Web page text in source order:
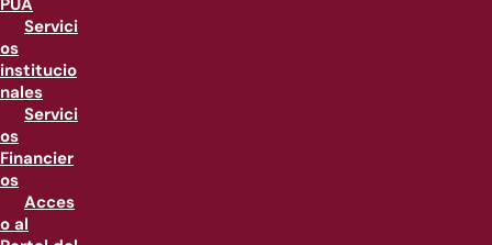
PUA
Servici
os
institucio
nales
Servici
os
Financier
os
Acces
o al